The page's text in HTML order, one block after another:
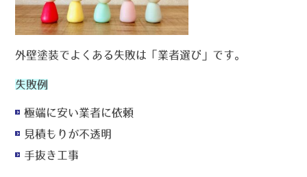
外壁塗装でよくある失敗は「業者選び」です。
失敗例
極端に安い業者に依頼
見積もりが不透明
手抜き工事